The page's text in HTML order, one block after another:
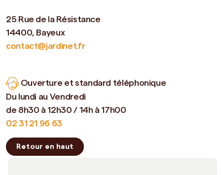
25 Rue de la Résistance
14400, Bayeux
contact@jardinet.fr
Ouverture et standard téléphonique
Du lundi au Vendredi
de 8h30 à 12h30 / 14h à 17h00
02 31 21 96 63
Retour en haut